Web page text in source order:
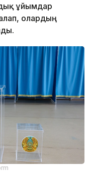
ұйымдар
олардың